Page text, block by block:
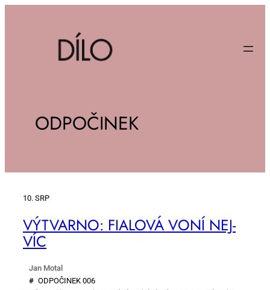
ODPOČINEK
10. SRP
VÝ­TVAR­NO: FI­A­LO­VÁ VO­NÍ NEJ­
VÍC
Jan Motal
# OD­PO­ČI­NEK 006